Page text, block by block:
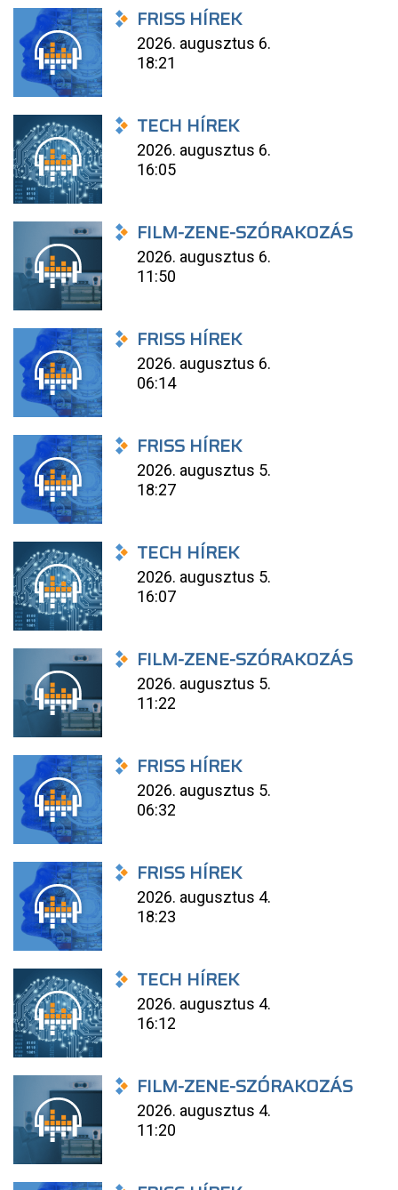
FRISS HÍREK
2026. augusztus 6.
18:21
TECH HÍREK
2026. augusztus 6.
16:05
FILM-ZENE-SZÓRAKOZÁS
2026. augusztus 6.
11:50
FRISS HÍREK
2026. augusztus 6.
06:14
FRISS HÍREK
2026. augusztus 5.
18:27
TECH HÍREK
2026. augusztus 5.
16:07
FILM-ZENE-SZÓRAKOZÁS
2026. augusztus 5.
11:22
FRISS HÍREK
2026. augusztus 5.
06:32
FRISS HÍREK
2026. augusztus 4.
18:23
TECH HÍREK
2026. augusztus 4.
16:12
FILM-ZENE-SZÓRAKOZÁS
2026. augusztus 4.
11:20